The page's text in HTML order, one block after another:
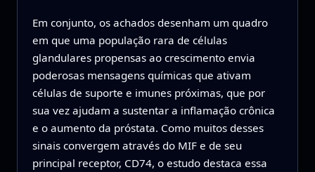
Em conjunto, os achados desenham um quadro
em que uma população rara de células
glandulares propensas ao crescimento envia
poderosas mensagens químicas que ativam
células de suporte e imunes próximas, que por
sua vez ajudam a sustentar a inflamação crônica
e o aumento da próstata. Como muitos desses
sinais convergem através do MIF e de seu
principal receptor, CD74, o estudo destaca essa